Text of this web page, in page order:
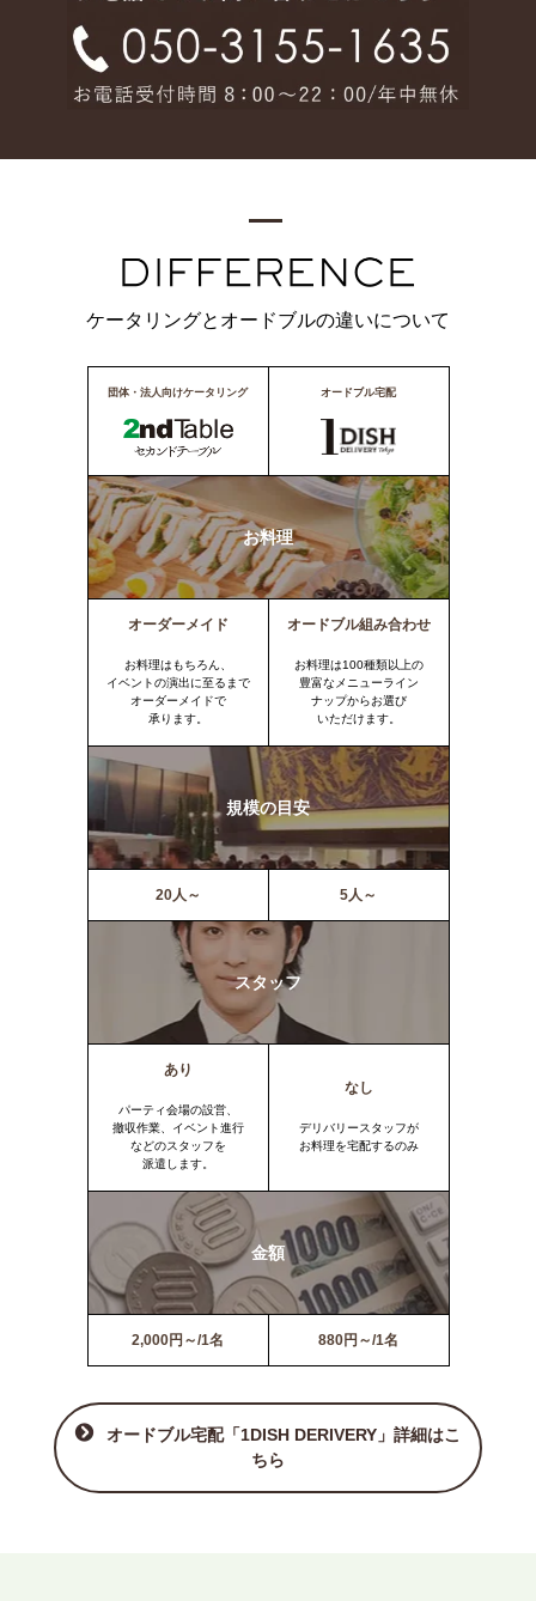
ケータリングとオードブルの違いについて
団体・法人向けケータリング オードブル宅配
お料理
オーダーメイド
お料理はもちろん、
イベントの演出に至るまで
オーダーメイドで
承ります。
オードブル組み合わせ
お料理は100種類以上の
豊富なメニューライン
ナップからお選び
いただけます。
規模の目安
20人～ 5人～
スタッフ
あり
パーティ会場の設営、
撤収作業、イベント進行
などのスタッフを
派遣します。
なし
デリバリースタッフが
お料理を宅配するのみ
金額
2,000円～/1名 880円～/1名
オードブル宅配「1DISH DERIVERY」詳細はこ
ちら